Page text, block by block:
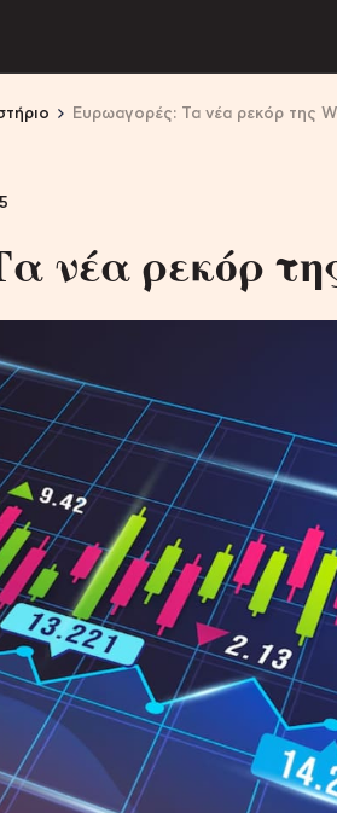
Ευρωαγορές: Τα νέα ρεκόρ της
νέα ρεκόρ